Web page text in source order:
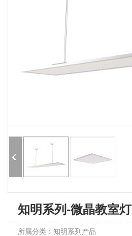
知明系列-微晶教室灯
所属分类：知明系列产品